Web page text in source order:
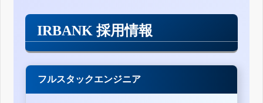
IRBANK 採用情報
フルスタックエンジニア